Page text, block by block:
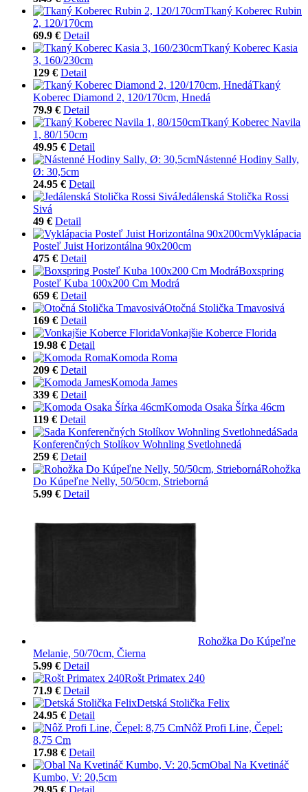
Tkaný Koberec Rubin
2, 120/170cm
69.9 € Detail
Tkaný Koberec Kasia
3, 160/230cm
129 € Detail
Tkaný
Koberec Diamond 2, 120/170cm, Hnedá
79.9 € Detail
Tkaný Koberec Navila
1, 80/150cm
49.95 € Detail
Nástenné Hodiny Sally,
Ø: 30,5cm
24.95 € Detail
Jedálenská Stolička Rossi
Sivá
49 € Detail
Vyklápacia
Posteľ Juist Horizontálna 90x200cm
475 € Detail
Boxspring
Posteľ Kuba 100x200 Cm Modrá
659 € Detail
Otočná Stolička Tmavosivá
169 € Detail
Vonkajšie Koberce Florida
19.98 € Detail
Komoda Roma
209 € Detail
Komoda James
339 € Detail
Komoda Osaka Šírka 46cm
119 € Detail
Sada
Konferenčných Stolíkov Wohnling Svetlohnedá
259 € Detail
Rohožka
Do Kúpeľne Nelly, 50/50cm, Strieborná
5.99 € Detail
Rohožka Do Kúpeľne
Melanie, 50/70cm, Čierna
5.99 € Detail
Rošt Primatex 240
71.9 € Detail
Detská Stolička Felix
24.95 € Detail
Nôž Profi Line, Čepel:
8,75 Cm
17.98 € Detail
Obal Na Kvetináč
Kumbo, V: 20,5cm
29.95 € Detail